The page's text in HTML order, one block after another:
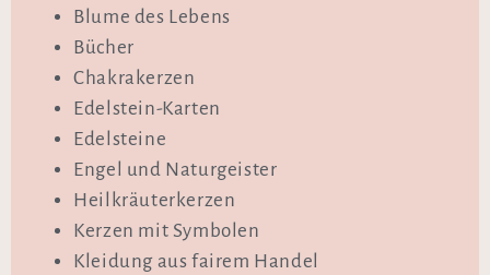
Blume des Lebens
Bücher
Chakrakerzen
Edelstein-Karten
Edelsteine
Engel und Naturgeister
Heilkräuterkerzen
Kerzen mit Symbolen
Kleidung aus fairem Handel